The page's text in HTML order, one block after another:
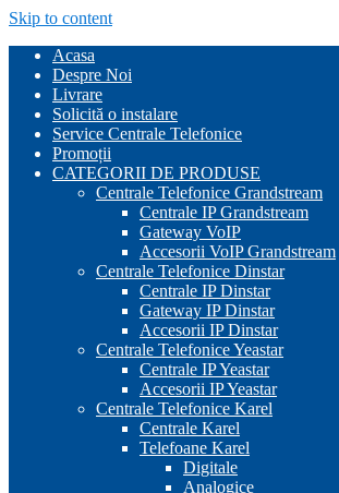
Skip to content
Acasa
Despre Noi
Livrare
Solicită o instalare
Service Centrale Telefonice
Promoții
CATEGORII DE PRODUSE
Centrale Telefonice Grandstream
Centrale IP Grandstream
Gateway VoIP
Accesorii VoIP Grandstream
Centrale Telefonice Dinstar
Centrale IP Dinstar
Gateway IP Dinstar
Accesorii IP Dinstar
Centrale Telefonice Yeastar
Centrale IP Yeastar
Accesorii IP Yeastar
Centrale Telefonice Karel
Centrale Karel
Telefoane Karel
Digitale
Analogice